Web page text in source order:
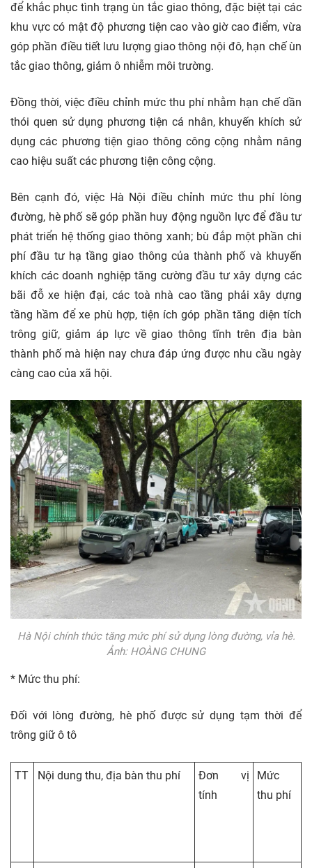
để khắc phục tình trạng ùn tắc giao thông, đặc biệt tại các
khu vực có mật độ phương tiện cao vào giờ cao điểm, vừa
góp phần điều tiết lưu lượng giao thông nội đô, hạn chế ùn
tắc giao thông, giảm ô nhiễm môi trường.
Đồng thời, việc điều chỉnh mức thu phí nhằm hạn chế dần
thói quen sử dụng phương tiện cá nhân, khuyến khích sử
dụng các phương tiện giao thông công cộng nhằm nâng
cao hiệu suất các phương tiện công cộng.
Bên cạnh đó, việc Hà Nội điều chỉnh mức thu phí lòng
đường, hè phố sẽ góp phần huy động nguồn lực để đầu tư
phát triển hệ thống giao thông xanh; bù đắp một phần chi
phí đầu tư hạ tầng giao thông của thành phố và khuyến
khích các doanh nghiệp tăng cường đầu tư xây dựng các
bãi đỗ xe hiện đại, các toà nhà cao tầng phải xây dựng
tầng hầm để xe phù hợp, tiện ích góp phần tăng diện tích
trông giữ, giảm áp lực về giao thông tĩnh trên địa bàn
thành phố mà hiện nay chưa đáp ứng được nhu cầu ngày
càng cao của xã hội.
Hà Nội chính thức tăng mức phí sử dụng lòng đường, vỉa hè.
Ảnh: HOÀNG CHUNG
* Mức thu phí:
Đối với lòng đường, hè phố được sử dụng tạm thời để
trông giữ ô tô
TT Nội dung thu, địa bàn thu phí
Đơn vị
tính
Mức
thu phí